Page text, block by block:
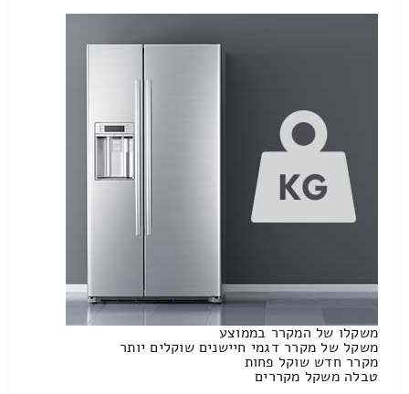
משקלו של המקרר בממוצע
משקל של מקרר דגמי חיישנים שוקלים יותר
מקרר חדש שוקל פחות
טבלה משקל מקררים